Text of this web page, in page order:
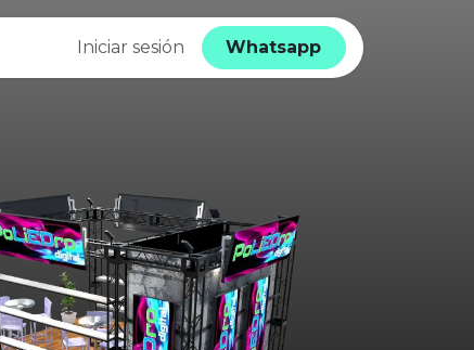
Aviso de Privacidad
Iniciar sesión Whatsapp